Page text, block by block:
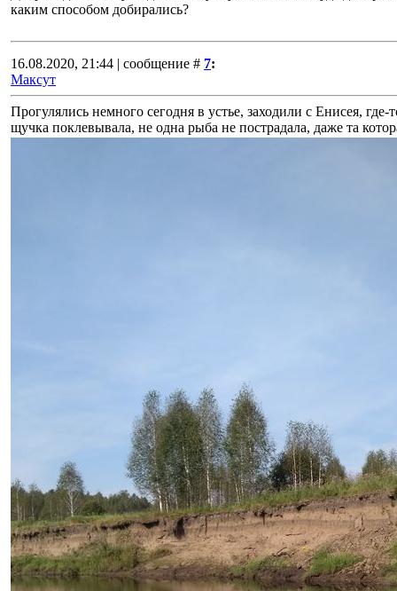
каким способом добирались?
16.08.2020, 21:44 | сообщение # 7:
Максут
Прогулялись немного сегодня в устье, заходили с Енисея,
щучка поклевывала, не одна рыба не пострадала, даже та